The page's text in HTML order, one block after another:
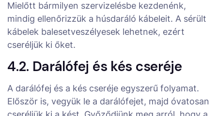
Mielőtt bármilyen szervizelésbe kezdenénk,
mindig ellenőrizzük a húsdaráló kábeleit. A sérült
kábelek balesetveszélyesek lehetnek, ezért
cseréljük ki őket.
4.2. Darálófej és kés cseréje
A darálófej és a kés cseréje egyszerű folyamat.
Először is, vegyük le a darálófejet, majd óvatosan